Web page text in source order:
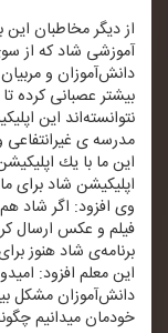
از دیگر مخاطبان
آموزشی شاد كه از
دانش‌آموزان و
بیشتر عصبانی كرده
نتوانسته‌اند این
مدرسه ی
این ما با یك
اپلیكیشن شاد برای
وی افزود: اگر شاد
فیلم و عكس ارسال
برنامه‌ی شاد هنوز
این معلم افزود:
دانش‌آموزان مشكل
خودمان میدانیم